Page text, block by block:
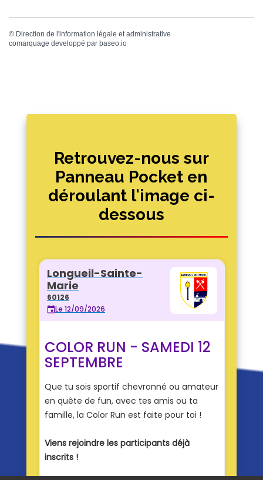
© Direction de l'information légale et administrative
comarquage developpé par baseo.io
Retrouvez-nous sur
Panneau Pocket en
déroulant l'image ci-
dessous